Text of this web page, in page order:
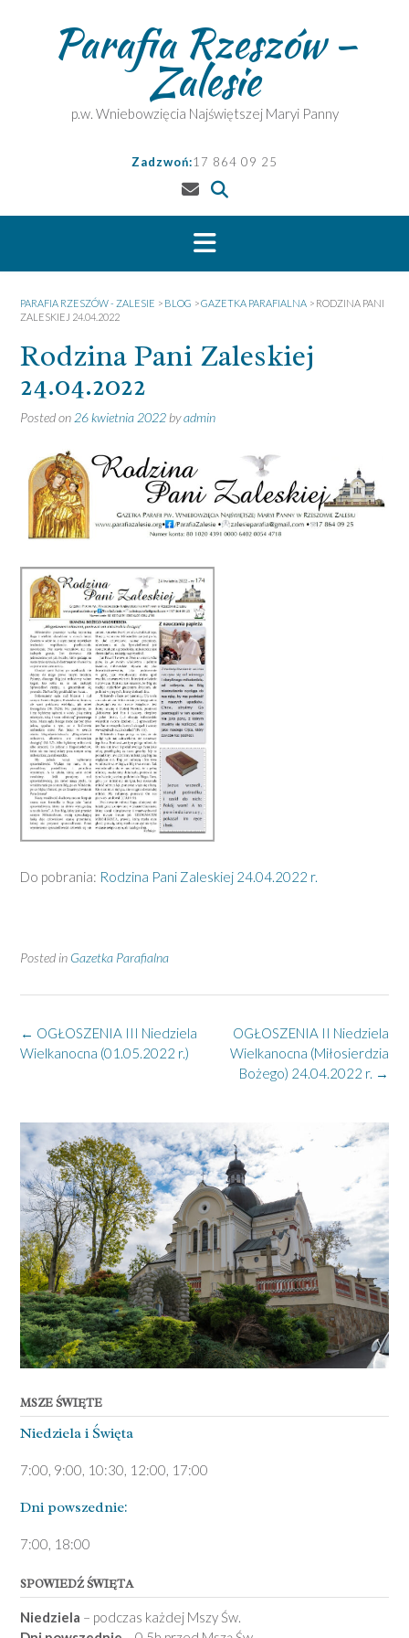
Parafia Rzeszów –
Zalesie
p.w. Wniebowzięcia Najświętszej Maryi Panny
Zadzwoń:17 864 09 25
PARAFIA RZESZÓW - ZALESIE > BLOG >GAZETKA PARAFIALNA > RODZINA PANI
ZALESKIEJ 24.04.2022
Rodzina Pani Zaleskiej
24.04.2022
Posted on 26 kwietnia 2022 byadmin
Do pobrania: Rodzina Pani Zaleskiej 24.04.2022 r.
Posted in Gazetka Parafialna
Post
navigation
OGŁOSZENIA II Niedziela
Wielkanocna (Miłosierdzia
Bożego) 24.04.2022 r. →
← OGŁOSZENIA III Niedziela
Wielkanocna (01.05.2022 r.)
MSZE ŚWIĘTE
Niedziela ­i Święta
7:00, 9:00, 10:30, 12:00, 17:00
Dni pows­zednie:
7­:00, 18:00­
SPOWIEDŹ ŚWIĘTA
Niedziela – podczas każdej Mszy Św.